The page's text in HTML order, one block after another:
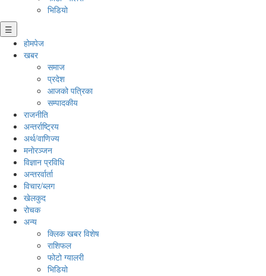
भिडियो
☰
होमपेज
खबर
समाज
प्रदेश
आजको पत्रिका
सम्पादकीय
राजनीति
अन्तर्राष्ट्रिय
अर्थ/वाणिज्य
मनाेरञ्जन
विज्ञान प्रविधि
अन्तरर्वार्ता
विचार/ब्लग
खेलकुद
रोचक
अन्य
क्लिक खबर विशेष
राशिफल
फोटो ग्यालरी
भिडियो